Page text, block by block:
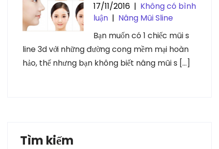
17/11/2016 | Không có bình
luận | Nâng Mũi Sline
Bạn muốn có 1 chiếc mũi s
line 3d với những đường cong mềm mại hoàn
hảo, thế nhưng bạn không biết nâng mũi s […]
Tìm kiếm